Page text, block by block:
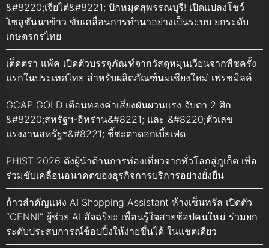
&#8220;เจียไต๋&#8221; ปักหมุดสุพรรณบุรี! เปิดแปลงโชว์
โซลูชันนาข้าว ขับเคลื่อนการทำนาอย่างเป็นระบบ ยกระดับ
เกษตรกรไทย
เต็ดตรา แพ้ค เปิดตัวบรรจุภัณฑ์จากวัสดุหมุนเวียนจากพืชครั้ง
แรกในประเทศไทย สำหรับผลิตภัณฑ์นมเชียงใหม่ เฟรชมิลค์
GCAP GOLD เตือนทองคำเสี่ยงผันผวนแรง จับตา 2 ศึก
&#8220;สหรัฐฯ-อิหร่าน&#8221; และ &#8220;ตัวเลข
แรงงานสหรัฐฯ&#8221; ชี้ชะตาดอกเบี้ยเฟด
PHIST 2026 ดึงผู้นำด้านการท่องเที่ยวจากทั่วโลกสู่ภูเก็ต เพื่อ
ร่วมขับเคลื่อนอนาคตของธุรกิจการบริการอย่างยั่งยืน
ก้าวสำคัญแห่ง AI Shopping Assistant ห้างเซ็นทรัล เปิดตัว
“CENNI” ผู้ช่วย AI อัจฉริยะ เพื่อนรู้ใจสายช้อปคนใหม่ ร่วมยก
ระดับประสบการณ์ช้อปปิ้งให้ง่ายขึ้นได้ ในแชตเดียว